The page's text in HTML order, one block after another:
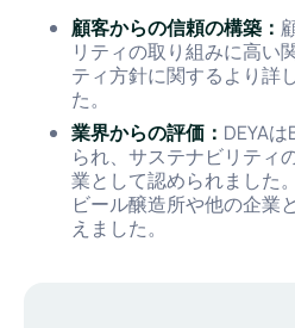
顧客からの信頼の構築：
リティの取り組みに高い
ティ方針に関するより詳
た。
業界からの評価： DEYA
られ、サステナビリティ
業として認められました
ビール醸造所や他の企業
えました。